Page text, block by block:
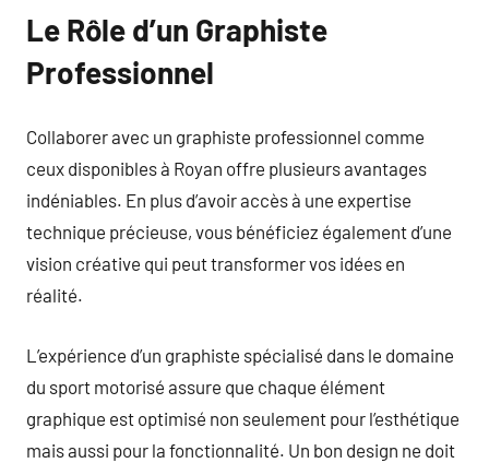
Le Rôle d’un Graphiste
Professionnel
Collaborer avec un graphiste professionnel comme
ceux disponibles à Royan offre plusieurs avantages
indéniables. En plus d’avoir accès à une expertise
technique précieuse, vous bénéficiez également d’une
vision créative qui peut transformer vos idées en
réalité.
L’expérience d’un graphiste spécialisé dans le domaine
du sport motorisé assure que chaque élément
graphique est optimisé non seulement pour l’esthétique
mais aussi pour la fonctionnalité. Un bon design ne doit